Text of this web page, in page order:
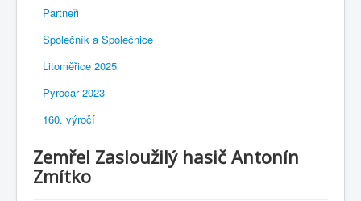
Partneři
Společník a Společnice
Litoměřice 2025
Pyrocar 2023
160. výročí
Zemřel Zasloužilý hasič Antonín
Zmítko